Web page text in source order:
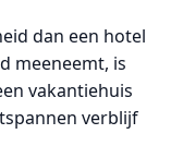
dan een hotel
meeneemt, is
vakantiehuis
verblijf